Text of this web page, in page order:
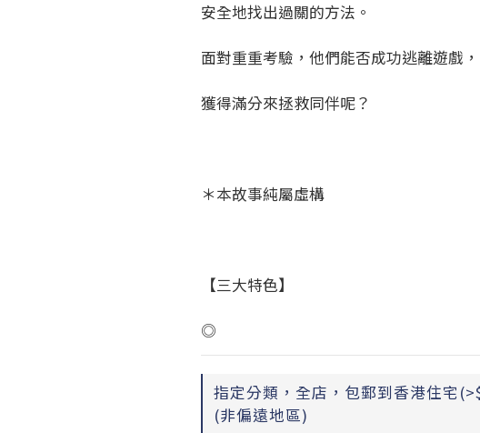
安全地找出過關的方法。
面對重重考驗，他們能否成功逃離遊戲，
獲得滿分來拯救同伴呢？
＊本故事純屬虛構
【三大特色】
◎
指定分類，全店，包郵到香港住宅
(非偏遠地區)